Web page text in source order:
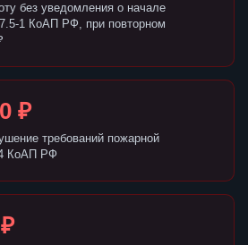
без уведомления о начале
1 КоАП РФ, при повторном
₽
требований пожарной
КоАП РФ